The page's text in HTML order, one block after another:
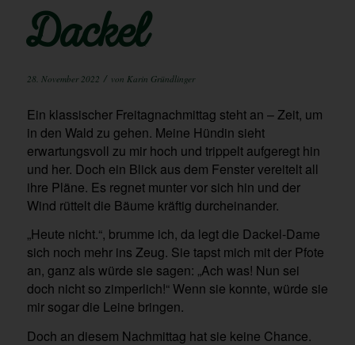
Dackel
28. November 2022 / von Karin Gründlinger
Ein klassischer Freitagnachmittag steht an – Zeit, um
in den Wald zu gehen. Meine Hündin sieht
erwartungsvoll zu mir hoch und trippelt aufgeregt hin
und her. Doch ein Blick aus dem Fenster vereitelt all
ihre Pläne. Es regnet munter vor sich hin und der
Wind rüttelt die Bäume kräftig durcheinander.
„Heute nicht.“, brumme ich, da legt die Dackel-Dame
sich noch mehr ins Zeug. Sie tapst mich mit der Pfote
an, ganz als würde sie sagen: „Ach was! Nun sei
doch nicht so zimperlich!“ Wenn sie konnte, würde sie
mir sogar die Leine bringen.
Doch an diesem Nachmittag hat sie keine Chance.